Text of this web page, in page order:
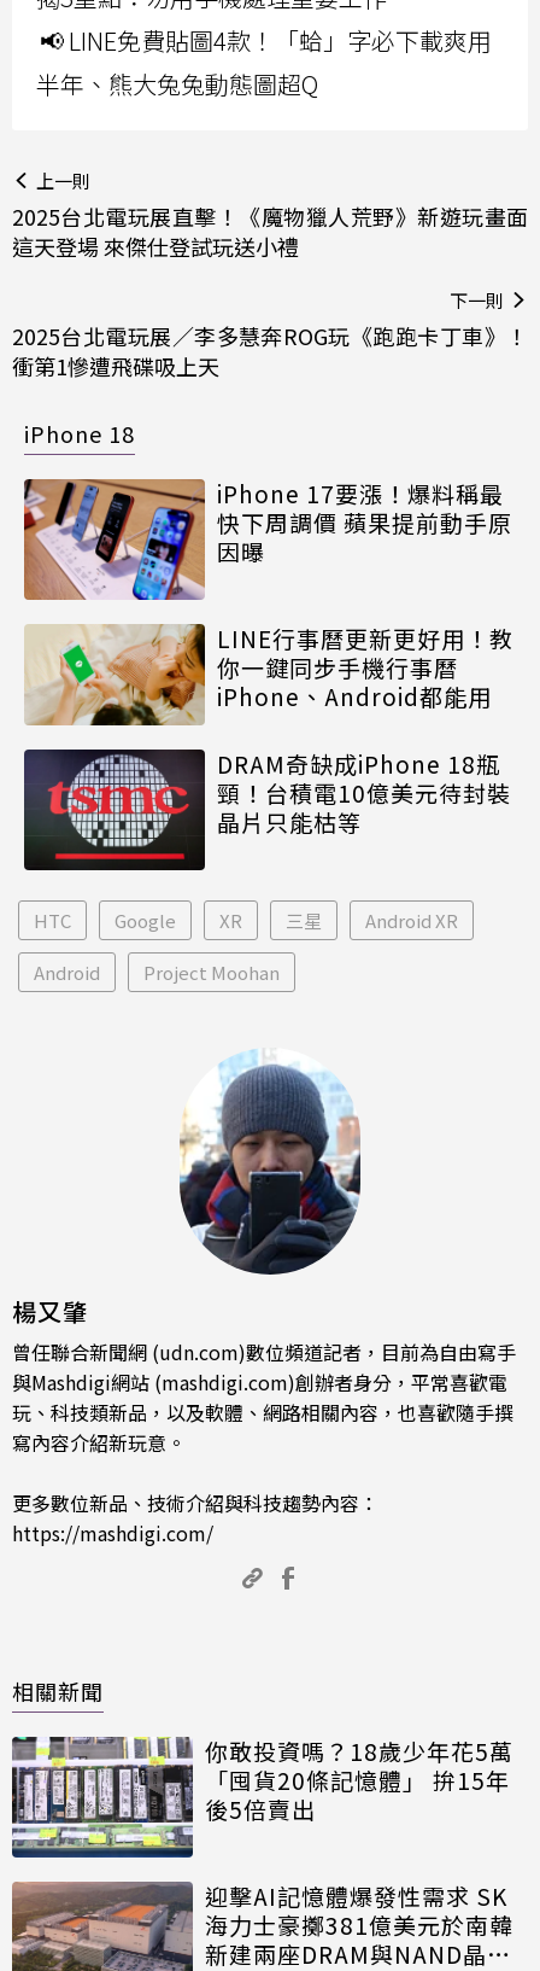
📢 LINE免費貼圖4款！「蛤」字必下載爽用
半年、熊大兔兔動態圖超Q
上一則
2025台北電玩展直擊！《魔物獵人荒野》新遊玩畫面
這天登場 來傑仕登試玩送小禮
下一則
2025台北電玩展／李多慧奔ROG玩《跑跑卡丁車》！
衝第1慘遭飛碟吸上天
iPhone 18
iPhone 17要漲！爆料稱最
快下周調價 蘋果提前動手原
因曝
LINE行事曆更新更好用！教
你一鍵同步手機行事曆
iPhone、Android都能用
DRAM奇缺成iPhone 18瓶
頸！台積電10億美元待封裝
晶片只能枯等
HTC Google XR 三星 Android XR
Android Project Moohan
楊又肇
曾任聯合新聞網 (udn.com)數位頻道記者，目前為自由寫手
與Mashdigi網站 (mashdigi.com)創辦者身分，平常喜歡電
玩、科技類新品，以及軟體、網路相關內容，也喜歡隨手撰
寫內容介紹新玩意。
更多數位新品、技術介紹與科技趨勢內容：
https://mashdigi.com/
相關新聞
你敢投資嗎？18歲少年花5萬
「囤貨20條記憶體」 拚15年
後5倍賣出
迎擊AI記憶體爆發性需求 SK
海力士豪擲381億美元於南韓
新建兩座DRAM與NAND晶圓